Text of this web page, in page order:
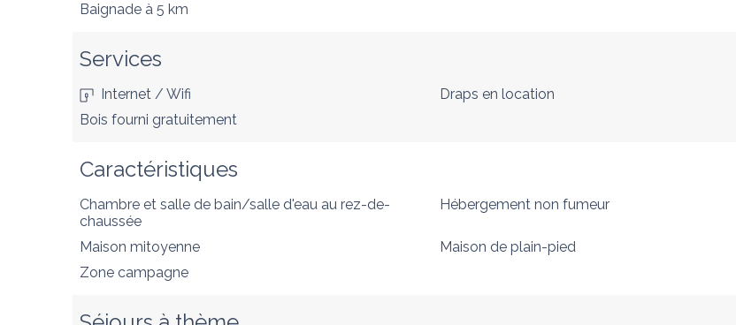
Baignade à 5 km
Services
Internet / Wifi
Draps en location
Bois fourni gratuitement
Caractéristiques
Chambre et salle de bain/salle d'eau au rez-de-
chaussée
Hébergement non fumeur
Maison mitoyenne
Maison de plain-pied
Zone campagne